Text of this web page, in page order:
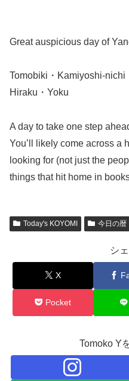
Great auspicious day of
Tomobiki・Kamiyoshi-nichi
Hiraku・Yoku
A day to take one step
You’ll likely come across a
looking for (not just the
things that hit home in
Today's KOYOMI 今日の暦
シ
X
Pocket
Tomoko Y